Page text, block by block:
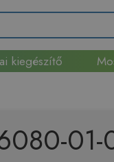
kiegészítő
01-